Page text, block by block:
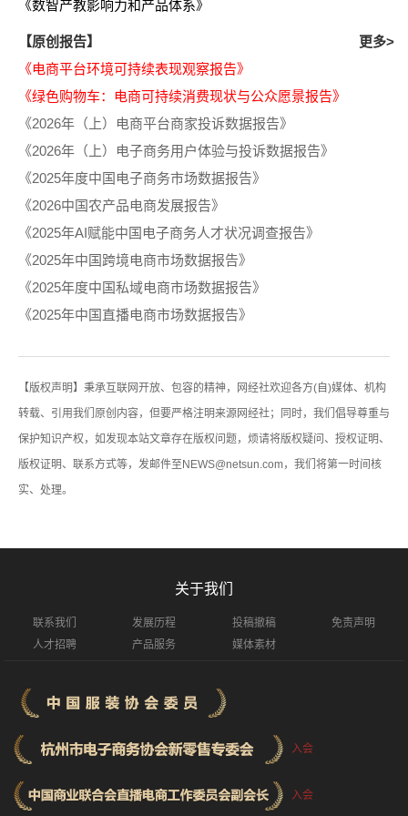
《数智产教影响力和产品体系》
【原创报告】
更多>
《电商平台环境可持续表现观察报告》
《绿色购物车：电商可持续消费现状与公众愿景报告》
《2026年（上）电商平台商家投诉数据报告》
《2026年（上）电子商务用户体验与投诉数据报告》
《2025年度中国电子商务市场数据报告》
《2026中国农产品电商发展报告》
《2025年AI赋能中国电子商务人才状况调查报告》
《2025年中国跨境电商市场数据报告》
《2025年度中国私域电商市场数据报告》
《2025年中国直播电商市场数据报告》
【版权声明】秉承互联网开放、包容的精神，网经社欢迎各方(自)媒体、机构
转载、引用我们原创内容，但要严格注明来源网经社；同时，我们倡导尊重与
保护知识产权，如发现本站文章存在版权问题，烦请将版权疑问、授权证明、
版权证明、联系方式等，发邮件至NEWS@netsun.com，我们将第一时间核
实、处理。
关于我们
联系我们 发展历程 投稿撤稿
免责声明
人才招聘
产品服务 媒体素材
入会
入会